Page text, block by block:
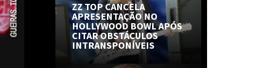
ZZ TOP CANCELA
APRESENTAÇÃO NO
HOLLYWOOD BOWL APÓS
CITAR OBSTÁCULOS
INTRANSPONÍVEIS